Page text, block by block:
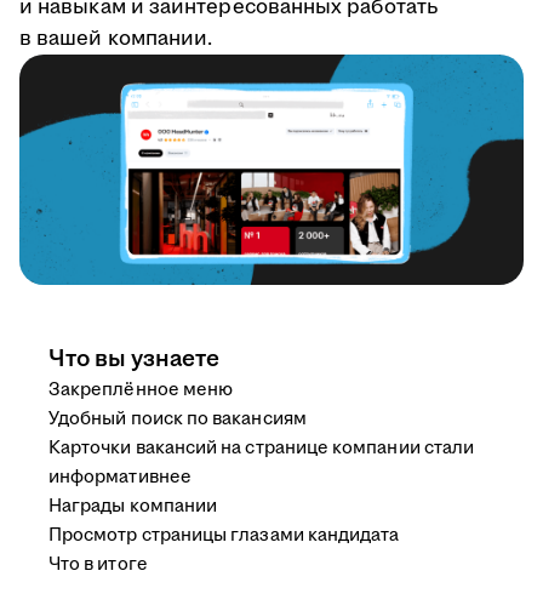
и навыкам и заинтересованных работать
в вашей компании.
Что вы узнаете
Закреплённое меню
Удобный поиск по вакансиям
Карточки вакансий на странице компании стали
информативнее
Награды компании
Просмотр страницы глазами кандидата
Что в итоге